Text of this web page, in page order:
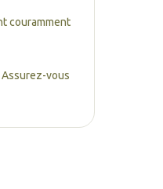
couramment
vous